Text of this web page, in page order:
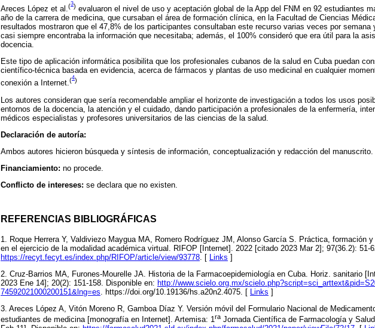
Areces López et al.(3) evaluaron el nivel de uso y aceptación global de la App del FNM en 92 estudiantes
año de la carrera de medicina, que cursaban el área de formación clínica, en la Facultad de Ciencias
resultados mostraron que el 47,8% de los participantes consultaban este recurso varias veces por semana
casi siempre encontraba la información que necesitaba; además, el 100% consideró que era útil para la
docencia.
Este tipo de aplicación informática posibilita que los profesionales cubanos de la salud en Cuba puedan
científico-técnica basada en evidencia, acerca de fármacos y plantas de uso medicinal en cualquier
conexión a Internet.(4)
Los autores consideran que sería recomendable ampliar el horizonte de investigación a todos los usos
entornos de la docencia, la atención y el cuidado, dando participación a profesionales de la enfermería,
médicos especialistas y profesores universitarios de las ciencias de la salud.
Declaración de autoría:
Ambos autores hicieron búsqueda y síntesis de información, conceptualización y redacción del manuscrito.
Financiamiento: no procede.
Conflicto de intereses: se declara que no existen.
REFERENCIAS BIBLIOGRÁFICAS
1. Roque Herrera Y, Valdiviezo Maygua MA, Romero Rodríguez JM, Alonso García S. Práctica, formación
en el ejercicio de la modalidad académica virtual. RIFOP [Internet]. 2022 [citado 2023 Mar 2]; 97(36.2): 51-
https://recyt.fecyt.es/index.php/RIFOP/article/view/93778 . [ Links ]
2. Cruz-Barrios MA, Furones-Mourelle JA. Historia de la Farmacoepidemiología en Cuba. Horiz. sanitario
2023 Ene 14]; 20(2): 151-158. Disponible en: http://www.scielo.org.mx/
74592021000200151&lng=es . https://doi.org/10.19136/hs.a20n2.4075. [ Links ]
3. Areces López A, Vitón Moreno R, Gamboa Díaz Y. Versión móvil del Formulario Nacional de
estudiantes de medicina [monografía en Internet]. Artemisa: 1ra Jornada Científica de Farmacología y